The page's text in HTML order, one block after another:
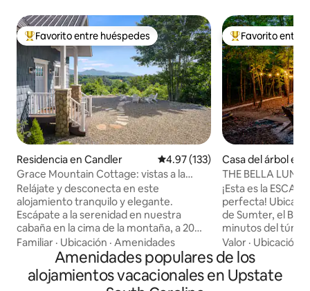
De los mejores en Favorito entre huéspedes
Favorito entre huéspedes
Residencia en Candler Calificación promedio: 4.97 de
4.97 (133)
Grace Mountain Cottage: vistas a la
montaña/tranquila y privada
Relájate y desconecta en este
alojamiento tranquilo y elegante.
Escápate a la serenidad en nuestra
cabaña en la cima de la montaña, a 20
minutos de Asheville. Disfruta de las
vistas panorámicas a la montaña desde
cada rincón de este encantador refugio.
Relájate junto al fuego al aire libre,
Familiar · Ubicación · Amenidades
De los mejores
Favorito entre
Casa del árbol en
est
THE BELLA
Ducha exterior
¡Esta es la
perfecta! Ubicado en el Bosque Nacional
de Sumter, el
minutos del túnel
cascadas
Branch Falls y del
Mountain Bike
hora de Clemson,
Valor · Ubicación
Amenidades populares de los
alojamientos vacacionales en Upstate